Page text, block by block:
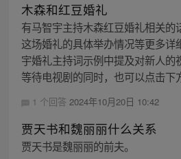
木森和红豆婚礼
有马智宇主持木森红豆婚礼相关的
这场婚礼的具体举办情况等更多详
宇婚礼主持词示例中提及对新人的
等待电视剧的同时，也可以点击下
1 个回答 2024年10月20日 10:42
贾天书和魏丽丽什么关系
贾天书是魏丽丽的前夫。